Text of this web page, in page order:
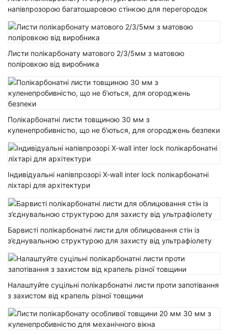
напівпрозорою багатошаровою стінкою для перегородок
Листи полікарбонату матового 2/3/5мм з матовою
поліровкою від виробника
Полікарбонатні листи товщиною 30 мм з
куленепробивністю, що не б’ються, для огороджень безпеки
Індивідуальні напівпрозорі X-wall inter lock полікарбонатні
ліхтарі для архітектури
Барвисті полікарбонатні листи для облицювання стін із
з’єднувальною структурою для захисту від ультрафіолету
Налаштуйте суцільні полікарбонатні листи проти запотівання
з захистом від крапель різної товщини